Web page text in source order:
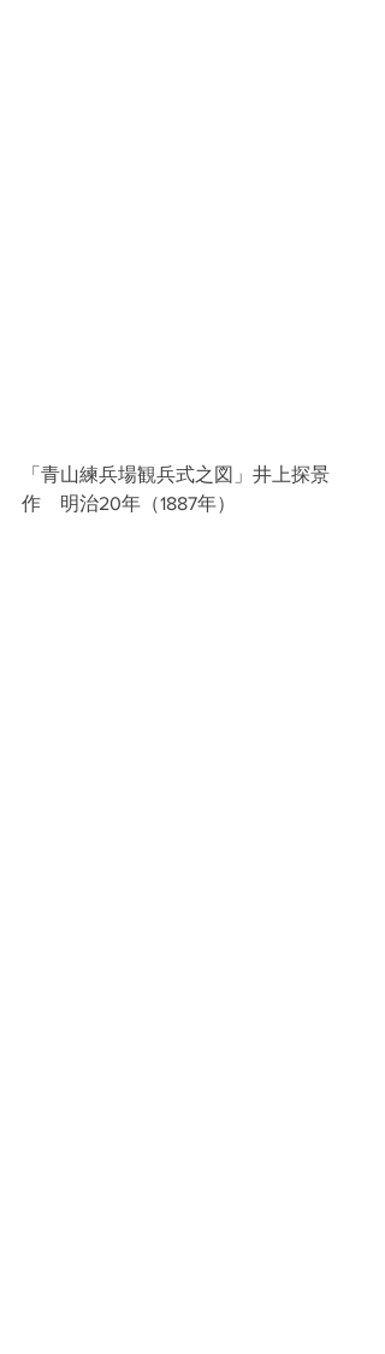
「青山練兵場観兵式之図」井上探景
作　明治20年（1887年）